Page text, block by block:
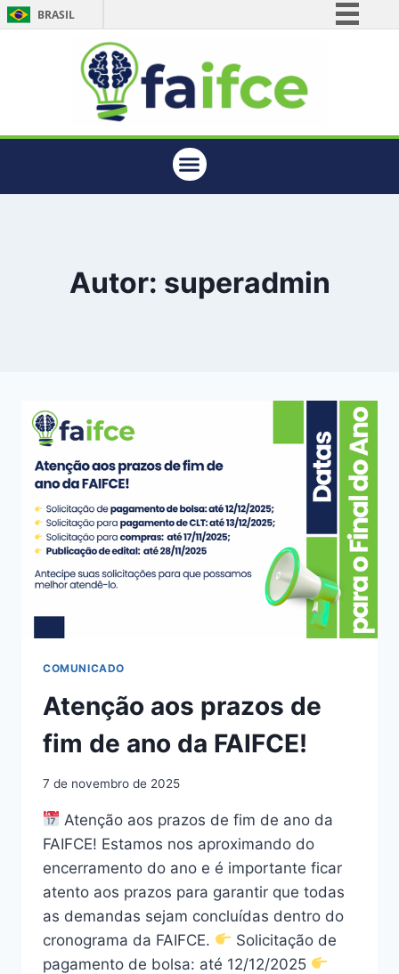
BRASIL
Participe
Autor: superadmin
COMUNICADO
Atenção aos prazos de
fim de ano da FAIFCE!
7 de novembro de 2025
Atenção aos prazos de fim de ano da
FAIFCE! Estamos nos aproximando do
encerramento do ano e é importante ficar
atento aos prazos para garantir que todas
as demandas sejam concluídas dentro do
cronograma da FAIFCE.
Solicitação de
pagamento de bolsa: até 12/12/2025